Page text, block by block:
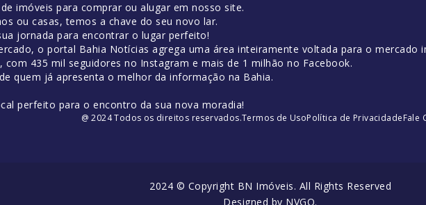
imóveis para comprar ou alugar em nosso site.
ou casas, temos a chave do seu novo lar.
jornada para encontrar o lugar perfeito!
o portal Bahia Notícias agrega uma área inteiramente voltada para o mercado
com 435 mil seguidores no Instagram e mais de 1 milhão no Facebook.
quem já apresenta o melhor da informação na Bahia.
perfeito para o encontro da sua nova moradia!
@ 2024 Todos os direitos reservados.Termos de UsoPolítica de PrivacidadeFale
2024 © Copyright BN Imóveis. All Rights Reserved
Designed by NVGO.